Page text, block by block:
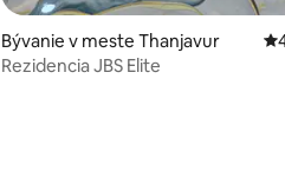
Bývanie v meste Thanjavur
Rezidencia JBS Elite